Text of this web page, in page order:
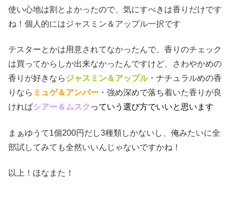
使い心地は割とよかったので、気にすべきは香りだけです
ね！個人的にはジャスミン＆アップル一択です
テスターとかは用意されてなかったんで、香りのチェック
は買ってからしか出来なかったんですけど、さわやかめの
香りが好きならジャスミン＆アップル・ナチュラルめの香
りなら ミュゲ＆アンバー ・強め深めで落ち着いた香りが良
ければシアー＆ムスク っていう選び方でいいと思います
まぁゆうて1個200円だし3種類しかないし、俺みたいに全
部試してみても全然いいんじゃないですかね！
以上！ほなまた！